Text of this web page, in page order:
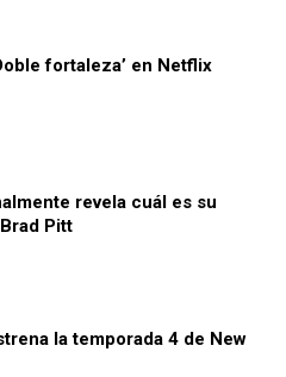
fortaleza’ en Netflix
revela cuál es su
Pitt
la temporada 4 de New